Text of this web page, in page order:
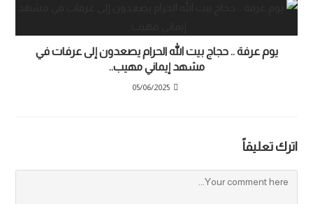
يوم عرفة .. حجاج بيت الله الحرام يصعدون إلى عرفات في
مشهد إيماني مهيب..
05/06/2025
اترك تعليقاً